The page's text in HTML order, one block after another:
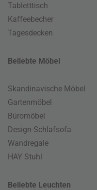
Tabletttisch
Kaffeebecher
Tagesdecken
Beliebte Möbel
Skandinavische Möbel
Gartenmöbel
Büromöbel
Design-Schlafsofa
Wandregale
HAY Stuhl
Beliebte Leuchten